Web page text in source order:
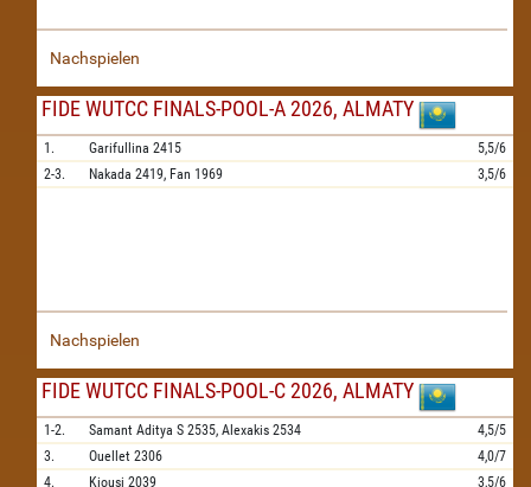
Nachspielen
FIDE WUTCC FINALS-POOL-A 2026, ALMATY
1. Garifullina 2415
5,5/6
2-3.
Nakada 2419, Fan 1969 3,5/6
Nachspielen
FIDE WUTCC FINALS-POOL-C 2026, ALMATY
1-2. Samant Aditya S 2535, Alexakis 2534
4,5/5
3.
Ouellet 2306
4,0/7
4.
Kiousi 2039 3,5/6